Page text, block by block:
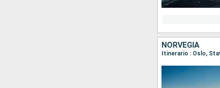
NORVEGIA
Itinerario : Oslo,